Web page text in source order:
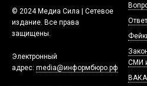
© 2024 Медиа Сила | Сетевое
издание. Все права
защищены.
Электронный
адрес: media@информбюро.рф
СМИ